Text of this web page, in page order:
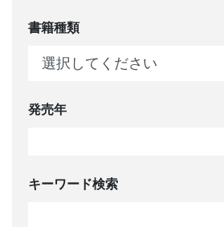
書籍種類
発売年
キーワード検索